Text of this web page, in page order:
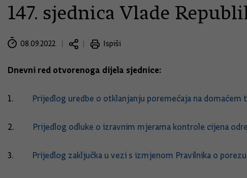
147. sjednica Vlade
08.09.2022. Ispiši
Dnevni red otvorenoga dijela sjednice:
1. Prijedlog uredbe o otklanjanju poremećaja na domaćem
2. Prijedlog odluke o izravnim mjerama kontrole cijena
3. Prijedlog zaključka u vezi s izmjenom Pravilnika o